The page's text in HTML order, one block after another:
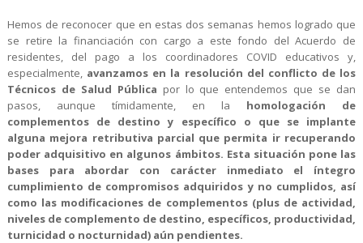
Hemos de reconocer que en estas dos semanas hemos logrado que
se retire la financiación con cargo a este fondo del Acuerdo de
residentes, del pago a los coordinadores COVID educativos y,
especialmente, avanzamos en la resolución del conflicto de los
Técnicos de Salud Pública por lo que entendemos que se dan
pasos, aunque tímidamente, en la homologación de
complementos de destino y específico o que se implante
alguna mejora retributiva parcial que permita ir recuperando
poder adquisitivo en algunos ámbitos. Esta situación pone las
bases para abordar con carácter inmediato el íntegro
cumplimiento de compromisos adquiridos y no cumplidos, así
como las modificaciones de complementos (plus de actividad,
niveles de complemento de destino, específicos, productividad,
turnicidad o nocturnidad) aún pendientes.